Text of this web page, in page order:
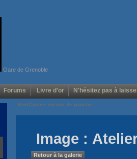
Gare de Grenoble
Forums Livre d'or N'hésitez pas à
Voir/Cacher menus de gauche
Image :
Retour à la galerie